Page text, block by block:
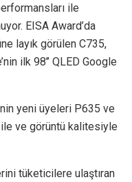
ile
EISA Award’da
layık görülen C735,
ilk 98’’ QLED Google
yeni üyeleri P635 ve
ile ve görüntü kalitesiyle
tüketicilere ulaştıran